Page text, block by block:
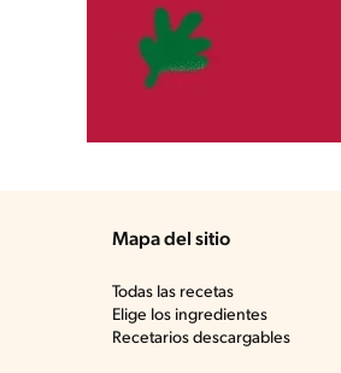
Mapa del sitio
Todas las recetas
Elige los ingredientes
Recetarios descargables